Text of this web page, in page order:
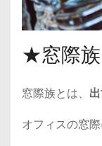
★窓際
窓際族とは、
オフィスの窓